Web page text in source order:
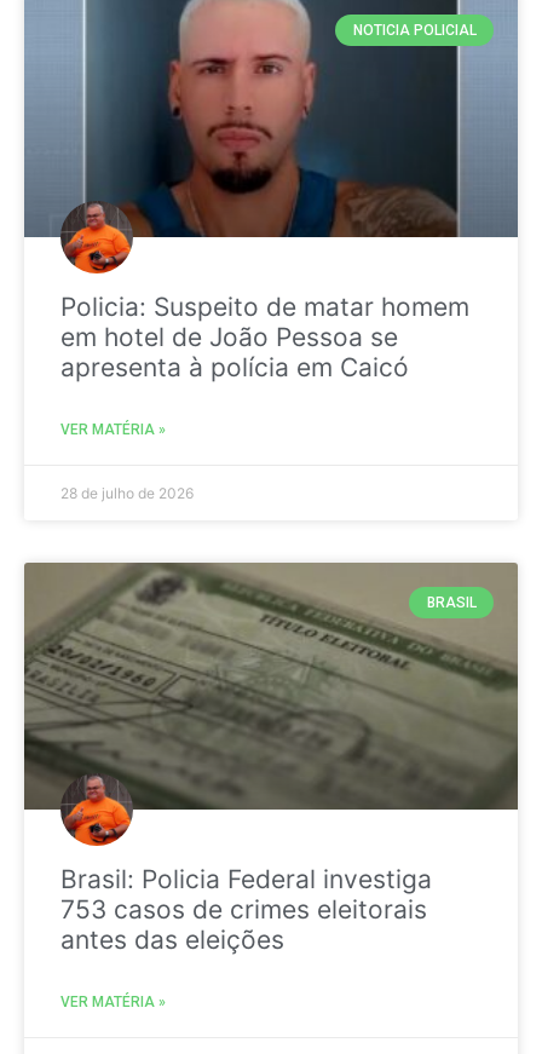
NOTICIA POLICIAL
Policia: Suspeito de matar homem
em hotel de João Pessoa se
apresenta à polícia em Caicó
VER MATÉRIA »
28 de julho de 2026
BRASIL
Brasil: Policia Federal investiga
753 casos de crimes eleitorais
antes das eleições
VER MATÉRIA »